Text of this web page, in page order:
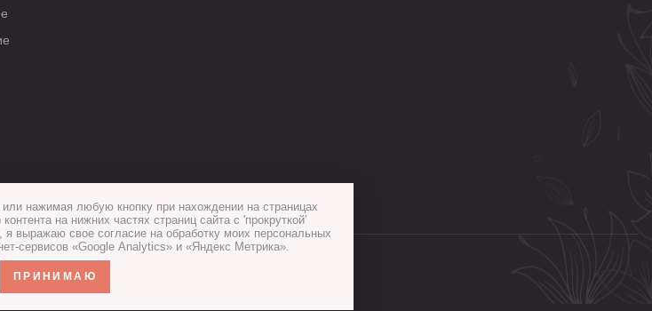
нажимая любую кнопку при нахождении на страницах
на нижних частях страниц сайта с 'прокруткой'
выражаю свое согласие на обработку моих персональных
сервисов «Google Analytics» и «Яндекс Метрика».
ПРИНИМАЮ